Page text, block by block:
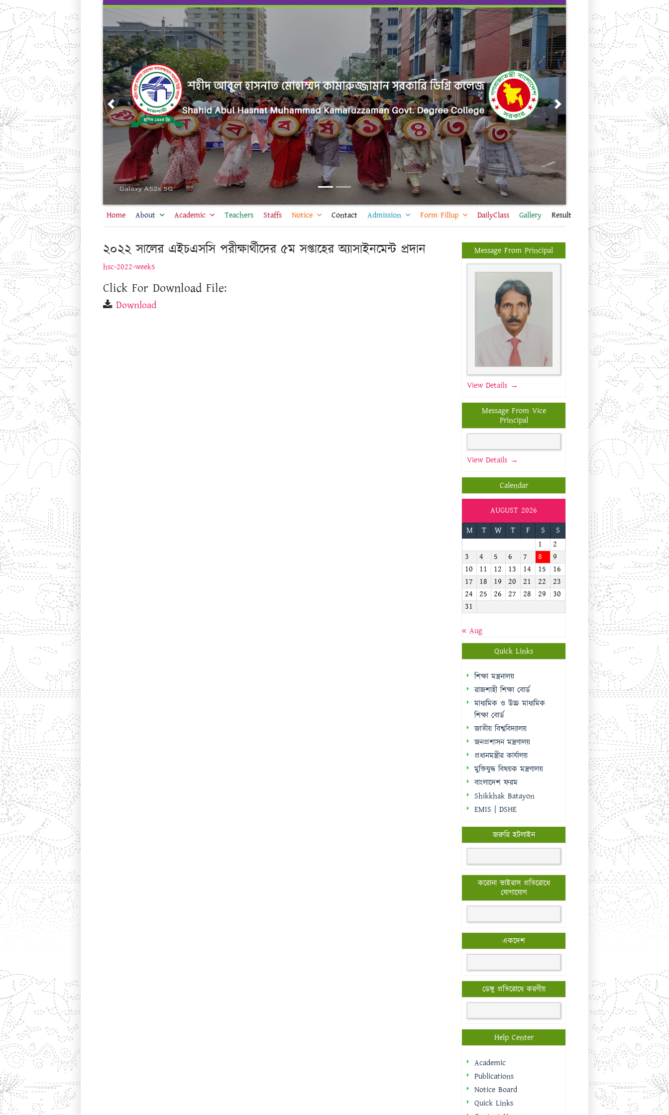
Skip
content
Previous Next
Home About Academic Teachers Staffs Notice Contact Admission Form Fillup DailyClass Gallery Result
২০২২ সালের এইচএসসি পরীক্ষার্থীদের ৫ম সপ্তাহের অ্যাসাইনমেন্ট প্রদান
hsc-2022-week5
Click For Download File:
Download
Message From Principal
View Details →
Message From Vice
Principal
View Details →
Calendar
AUGUST 2026
M
T W T F S
S
1
2
3
4 5 6 7 8
9
10
11 12 13 14 15
16
17
18 19 20 21 22
23
24
25 26 27 28 29
30
31
« Aug
Quick Links
শিক্ষা মন্ত্রনালয়
রাজশাহী শিক্ষা বোর্ড
মাধ্যমিক ও উচ্চ মাধ্যমিক
শিক্ষা বোর্ড
জাতীয় বিশ্ববিদ্যালয়
জনপ্রশাসন মন্ত্রণালয়
প্রধানমন্ত্রীর কার্যালয়
মুক্তিযুদ্ধ বিষয়ক মন্ত্রণালয়
বাংলাদেশ ফরম
Shikkhak Batayon
EMIS | DSHE
জরুরি হটলাইন
করোনা ভাইরাস প্রতিরোধে
যোগাযোগ
একদেশ
ডেঙ্গু প্রতিরোধে করণীয়
Help Center
Academic
Publications
Notice Board
Quick Links